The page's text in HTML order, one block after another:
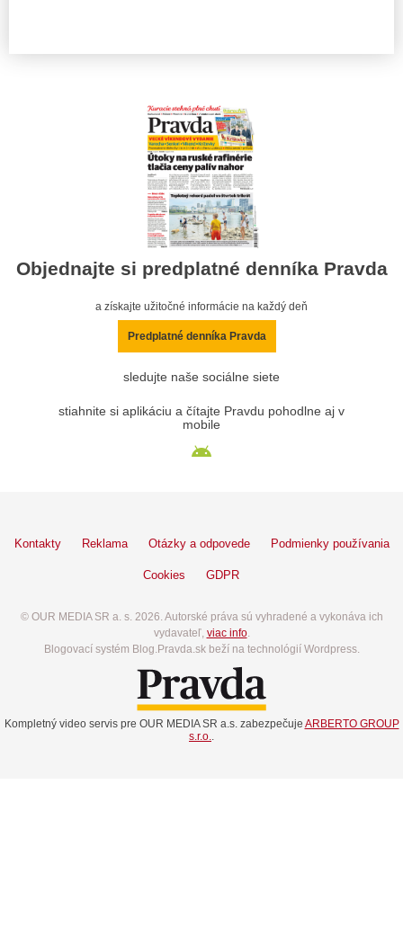
Objednajte si predplatné denníka Pravda
a získajte užitočné informácie na každý deň
Predplatné denníka Pravda
sledujte naše sociálne siete
stiahnite si aplikáciu a čítajte Pravdu pohodlne aj v
mobile
Kontakty Reklama Otázky a odpovede Podmienky používania
Cookies GDPR
© OUR MEDIA SR a. s. 2026. Autorské práva sú vyhradené a vykonáva ich
vydavateľ, viac info.
Blogovací systém Blog.Pravda.sk beží na technológií Wordpress.
Kompletný video servis pre OUR MEDIA SR a.s. zabezpečuje ARBERTO GROUP
s.r.o.